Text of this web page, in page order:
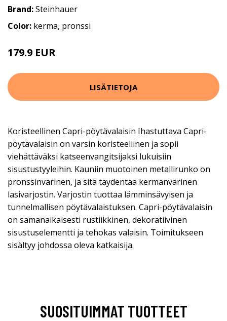
Brand:Steinhauer
Color: kerma, pronssi
179.9 EUR
LISÄTIETOJA
Koristeellinen Capri-pöytävalaisin Ihastuttava Capri-
pöytävalaisin on varsin koristeellinen ja sopii
viehättäväksi katseenvangitsijaksi lukuisiin
sisustustyyleihin. Kauniin muotoinen metallirunko on
pronssinvärinen, ja sitä täydentää kermanvärinen
lasivarjostin. Varjostin tuottaa lämminsävyisen ja
tunnelmallisen pöytävalaistuksen. Capri-pöytävalaisin
on samanaikaisesti rustiikkinen, dekoratiivinen
sisustuselementti ja tehokas valaisin. Toimitukseen
sisältyy johdossa oleva katkaisija.
SUOSITUIMMAT TUOTTEET